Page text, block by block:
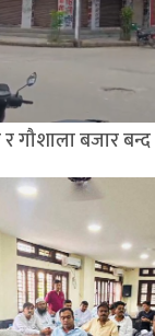
र गौशाला बजार बन्द